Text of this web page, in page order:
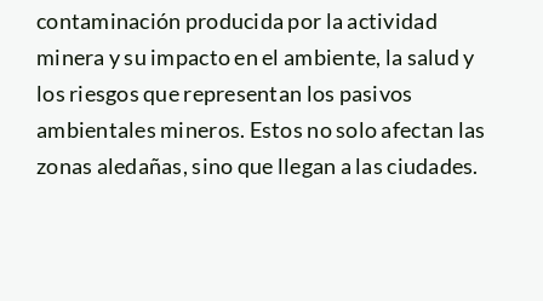
contaminación producida por la actividad
minera y su impacto en el ambiente, la salud y
los riesgos que representan los pasivos
ambientales mineros. Estos no solo afectan las
zonas aledañas, sino que llegan a las ciudades.